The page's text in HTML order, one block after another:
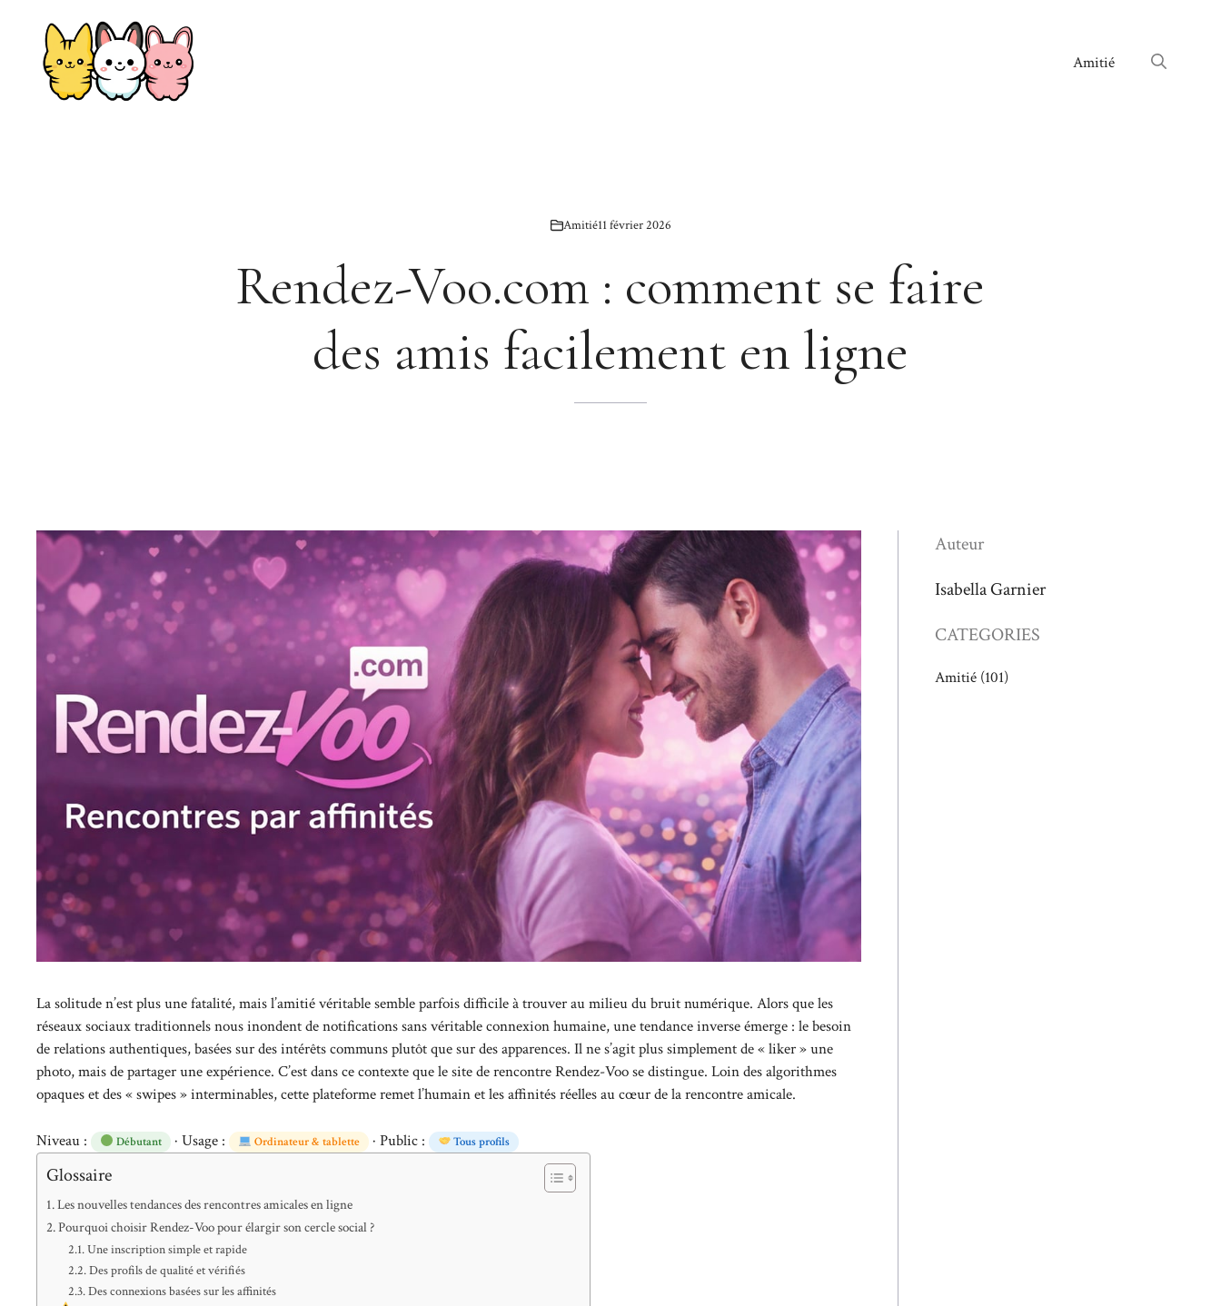
contenu
Amitié
Amitié11 février 2026
Rendez-Voo.com : comment se faire
des amis facilement en ligne
La solitude n’est plus une fatalité, mais l’amitié véritable semble parfois difficile à trouver au milieu du bruit numérique. Alors que les
réseaux sociaux traditionnels nous inondent de notifications sans véritable connexion humaine, une tendance inverse émerge : le besoin
de relations authentiques, basées sur des intérêts communs plutôt que sur des apparences. Il ne s’agit plus simplement de « liker » une
photo, mais de partager une expérience. C’est dans ce contexte que le site de rencontre Rendez-Voo se distingue. Loin des algorithmes
opaques et des « swipes » interminables, cette plateforme remet l’humain et les affinités réelles au cœur de la rencontre amicale.
Niveau : Débutant · Usage : Ordinateur & tablette · Public : Tous profils
Glossaire
Les nouvelles tendances des rencontres amicales en ligne
Pourquoi choisir Rendez-Voo pour élargir son cercle social ?
Une inscription simple et rapide
Des profils de qualité et vérifiés
Des connexions basées sur les affinités
Auteur
Isabella Garnier
CATEGORIES
Amitié (101)